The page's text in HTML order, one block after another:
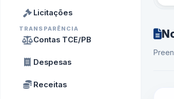
Licitações
TRANSPARÊNCIA
Contas TCE/PB
Despesas
Receitas